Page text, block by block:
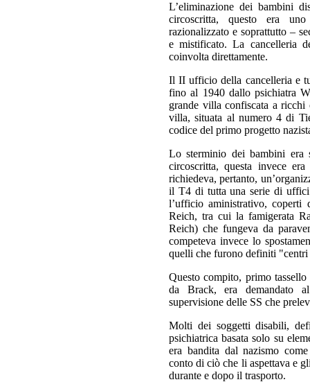
L’eliminazione dei bambini
circoscritta, questo era
razionalizzato e soprattutto –
e mistificato. La cancelleria
coinvolta direttamente.
Il II ufficio della cancelleria e
fino al 1940 dallo psichiatra
grande villa confiscata a
villa, situata al numero 4 di
codice del primo progetto
Lo sterminio dei bambini era
circoscritta, questa invece
richiedeva, pertanto,
il T4 di tutta una serie di
l’ufficio aministrativo, coperti
Reich, tra cui la famigerata
Reich) che fungeva da
competeva invece lo
quelli che furono definiti
Questo compito, primo
da Brack, era demandato
supervisione delle SS che
Molti dei soggetti disabili,
psichiatrica basata solo su
era bandita dal nazismo
conto di ciò che li aspettava e
durante e dopo il trasporto.